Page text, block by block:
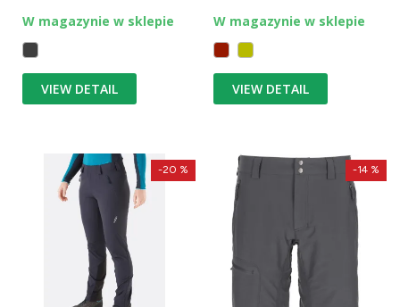
W magazynie w sklepie
VIEW DETAIL
W magazynie w sklepie
VIEW DETAIL
-20 % -14 %